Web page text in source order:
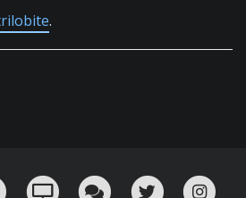
.
un email!
¡Nuestro canal en Telegram!
Oink! TV Charla con nosotros
Twitter